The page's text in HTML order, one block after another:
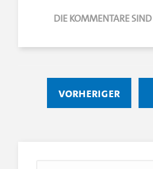
DIE KOMMENTARE
vorheriger